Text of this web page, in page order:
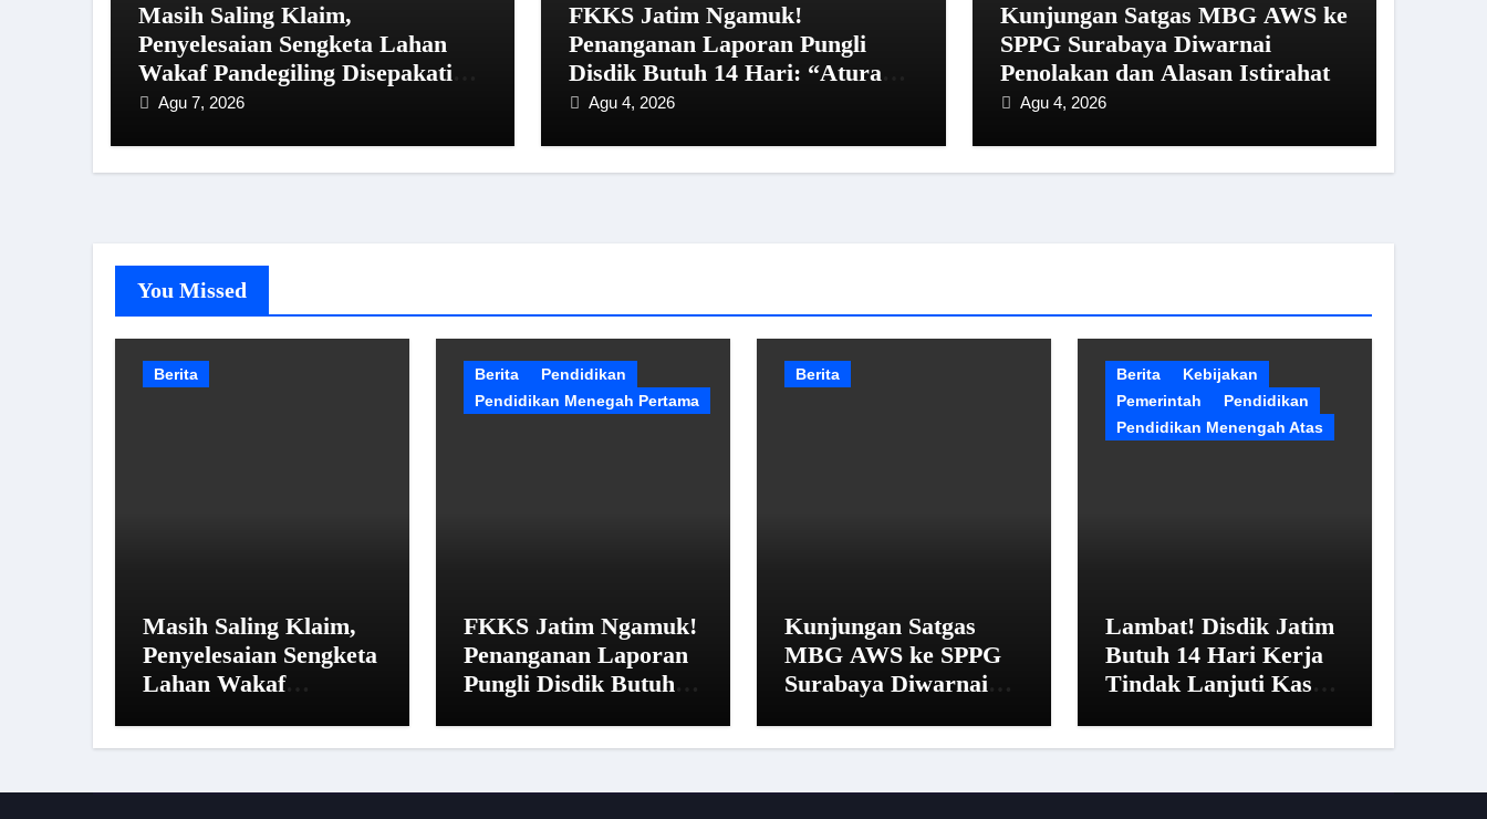
Masih Saling Klaim,
Penyelesaian Sengketa Lahan
Wakaf Pandegiling Disepakati
Lewat Jalur Hukum
Agu 7, 2026
FKKS Jatim Ngamuk!
Penanganan Laporan Pungli
Disdik Butuh 14 Hari: “Aturan
dari Mana?”
Agu 4, 2026
Kunjungan Satgas MBG AWS ke
SPPG Surabaya Diwarnai
Penolakan dan Alasan Istirahat
Agu 4, 2026
You Missed
Berita
Masih Saling Klaim,
Penyelesaian Sengketa
Lahan Wakaf
Lewat Jalur Hukum
Berita
Pendidikan
Pendidikan Menegah Pertama
FKKS Jatim Ngamuk!
Penanganan Laporan
Pungli Disdik Butuh
Mana?”
Berita
Kunjungan Satgas
MBG AWS ke SPPG
Surabaya Diwarnai
Istirahat
Berita
Kebijakan
Pemerintah
Pendidikan
Pendidikan Menengah Atas
Lambat! Disdik Jatim
Butuh 14 Hari Kerja
Tindak Lanjuti Kasus